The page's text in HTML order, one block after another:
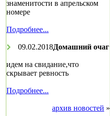
знаменитости в апрельском
номере
Подробнее...
09.02.2018Домашний очаг
идем на свидание,что
скрывает ревность
Подробнее...
архив новостей »